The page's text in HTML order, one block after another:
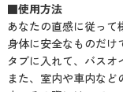
■使用方法
あなたの直感に従って
身体に安全なものだけ
タブに入れて、バスオ
また、室内や車内な